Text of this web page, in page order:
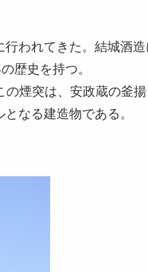
われてきた。結城酒
歴史を持つ。
煙突は、安政蔵の釜
なる建造物である。